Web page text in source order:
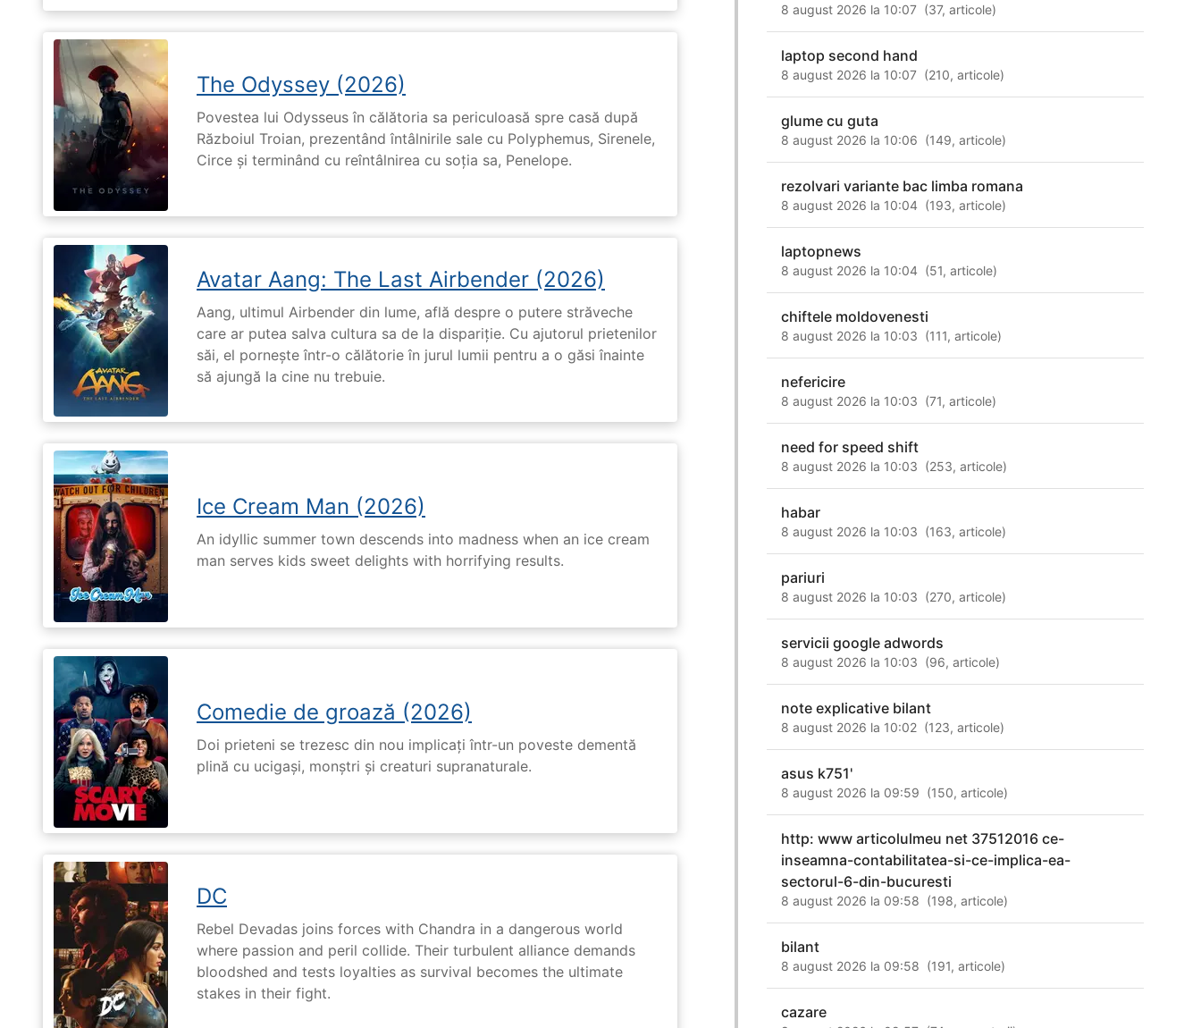
The Odyssey (2026)
Povestea lui Odysseus în călătoria sa periculoasă spre casă după
Războiul Troian, prezentând întâlnirile sale cu Polyphemus, Sirenele,
Circe și terminând cu reîntâlnirea cu soția sa, Penelope.
Avatar Aang: The Last Airbender (2026)
Aang, ultimul Airbender din lume, află despre o putere străveche
care ar putea salva cultura sa de la dispariție. Cu ajutorul prietenilor
săi, el pornește într-o călătorie în jurul lumii pentru a o găsi înainte
să ajungă la cine nu trebuie.
Ice Cream Man (2026)
An idyllic summer town descends into madness when an ice cream
man serves kids sweet delights with horrifying results.
Comedie de groază (2026)
Doi prieteni se trezesc din nou implicați într-un poveste dementă
plină cu ucigași, monștri și creaturi supranaturale.
DC
Rebel Devadas joins forces with Chandra in a dangerous world
where passion and peril collide. Their turbulent alliance demands
bloodshed and tests loyalties as survival becomes the ultimate
stakes in their fight.
8 august 2026 la 10:07 (37,articole)
laptop second hand
8 august 2026 la 10:07 (210,articole)
glume cu guta
8 august 2026 la 10:06 (149,articole)
rezolvari variante bac limba romana
8 august 2026 la 10:04 (193,articole)
laptopnews
8 august 2026 la 10:04 (51,articole)
chiftele moldovenesti
8 august 2026 la 10:03 (111,articole)
nefericire
8 august 2026 la 10:03 (71,articole)
need for speed shift
8 august 2026 la 10:03 (253,articole)
habar
8 august 2026 la 10:03 (163,articole)
pariuri
8 august 2026 la 10:03 (270,articole)
servicii google adwords
8 august 2026 la 10:03 (96,articole)
note explicative bilant
8 august 2026 la 10:02 (123,articole)
asus k751'
8 august 2026 la 09:59 (150,articole)
http: www articolulmeu net 37512016 ce-
inseamna-contabilitatea-si-ce-implica-ea-
sectorul-6-din-bucuresti
8 august 2026 la 09:58 (198,articole)
bilant
8 august 2026 la 09:58 (191,articole)
cazare